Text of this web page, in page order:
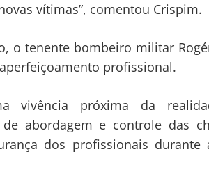
vítimas”, comentou Crispim.
o tenente bombeiro militar
profissional.
vivência próxima da
abordagem e controle das
dos profissionais durante